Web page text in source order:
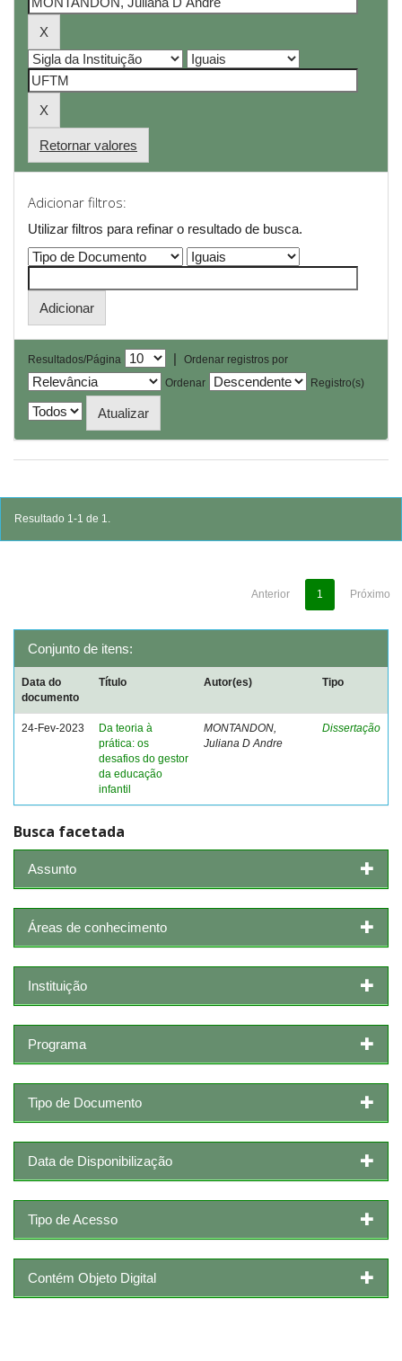
Retornar valores
Adicionar filtros:
Utilizar filtros para refinar o resultado de busca.
Resultados/Página |
Ordenar registros por
Ordenar
Registro(s)
Resultado 1-1 de 1.
Anterior 1 Próximo
Conjunto de itens:
Data do
documento
Título Autor(es) Tipo
24-Fev-2023
Da teoria à
prática: os
desafios do gestor
da educação
infantil
MONTANDON,
Juliana D Andre
Dissertação
Busca facetada
Assunto
Áreas de conhecimento
Instituição
Programa
Tipo de Documento
Data de Disponibilização
Tipo de Acesso
Contém Objeto Digital